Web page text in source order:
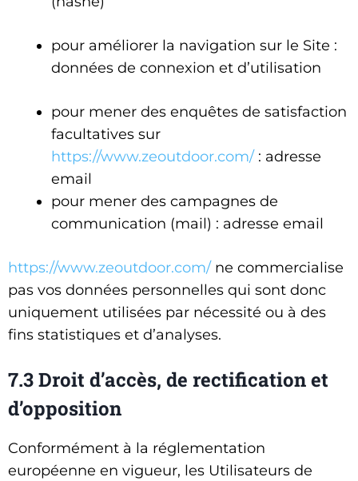
pour améliorer la navigation sur le Site :
données de connexion et d’utilisation
pour mener des enquêtes de satisfaction
facultatives sur
https://www.zeoutdoor.com/ : adresse
email
pour mener des campagnes de
communication (mail) : adresse email
https://www.zeoutdoor.com/ ne commercialise
pas vos données personnelles qui sont donc
uniquement utilisées par nécessité ou à des
fins statistiques et d’analyses.
7.3 Droit d’accès, de rectification et
d’opposition
Conformément à la réglementation
européenne en vigueur, les Utilisateurs de